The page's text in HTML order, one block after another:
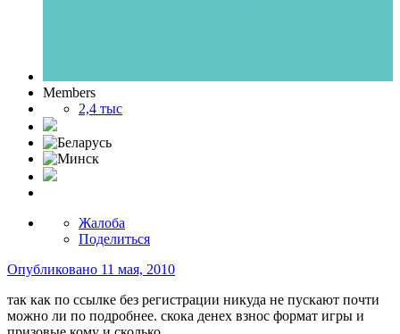
Members
2,4 тыс
Жалоба
Поделиться
Опубликовано 11 мая, 2010
так как по ссылке без регистрации никуда не пускают почти
можно ли по подробнее. скока денех взнос формат игры и